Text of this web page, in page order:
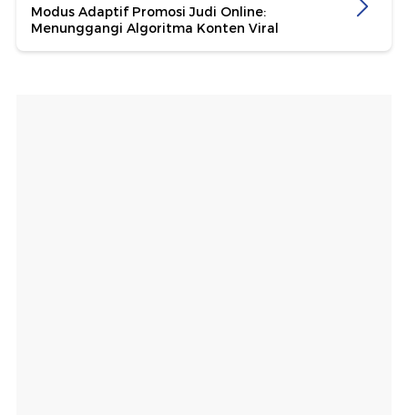
Modus Adaptif Promosi Judi Online:
Menunggangi Algoritma Konten Viral